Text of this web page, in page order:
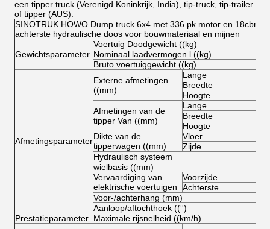
een tipper truck (Verenigd Koninkrijk, India), tip-truck, tip-trailer
of tipper (AUS).
SINOTRUK HOWO Dump truck 6x4 met 336 pk motor en 18cbm
achterste hydraulische doos voor bouwmateriaal en mijnen
Gewichtsparameter
Voertuig Doodgewicht ((kg)
Nominaal laadvermogen l ((kg)
Bruto voertuiggewicht ((kg)
Afmetingsparameter
Externe afmetingen
((mm)
Lange
Breedte
Hoogte
Afmetingen van de
tipper Van ((mm)
Lange
Breedte
Hoogte
Dikte van de
tipperwagen ((mm)
Vloer
Zijde
Hydraulisch systeem
wielbasis ((mm)
Vervaardiging van
elektrische voertuigen
Voorzijde
Achterste
Voor-/achterhang (mm)
Aanloop/aftochthoek ((°)
Prestatieparameter Maximale rijsnelheid ((km/h)